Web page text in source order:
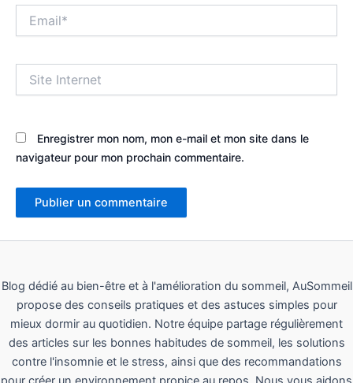
Internet
Enregistrer mon nom, mon e-mail et mon site dans le
navigateur pour mon prochain commentaire.
Blog dédié au bien-être et à l'amélioration du sommeil, AuSommeil
propose des conseils pratiques et des astuces simples pour
mieux dormir au quotidien. Notre équipe partage régulièrement
des articles sur les bonnes habitudes de sommeil, les solutions
contre l'insomnie et le stress, ainsi que des recommandations